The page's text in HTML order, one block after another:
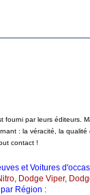
par leurs éditeurs.
: la véracité, la
contact !
et Voitures
, Dodge Viper,
Région :